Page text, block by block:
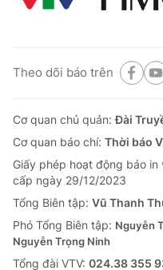
Theo dõi báo trên
Cơ quan chủ quản:Đài
Cơ quan báo chí: Thời báo
Giấy phép hoạt động báo
cấp ngày 29/12/2023
Tổng Biên tập: Vũ Thanh
Phó Tổng Biên tập: Nguyễn
Nguyễn Trọng Ninh
Tổng đài VTV: 024.38 355